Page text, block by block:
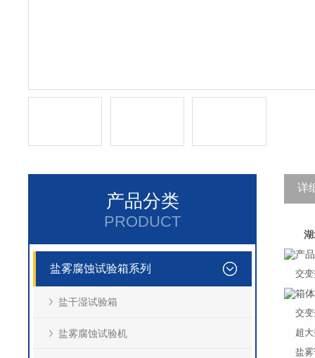
产品分类
PRODUCT
盐雾腐蚀试验箱系列
盐干湿试验箱
盐雾腐蚀试验机
详
产
交
箱
交
超
盐